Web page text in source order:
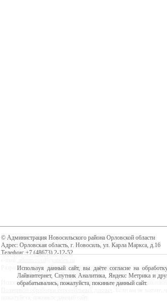
© Администрация Новосильского района Орловской области
Адрес: Орловская область, г. Новосиль, ул. Карла Маркса, д.16
Телефон: +7 (48673) 2-12-52
Разработка сайта -Центр интернет-образования
Используя данный сайт, вы даёте согласие на обработку
Используя данный сайт, вы даёте согласие на
Лайвинтернет, Спутник Аналитика, Яндекс Метрика и
обрабатывались, пожалуйста, покиньте данный сайт.